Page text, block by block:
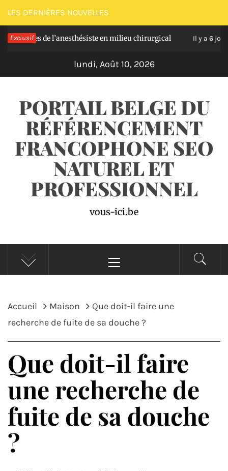
Passer
au
contenu
LES DERNIÈRES NOUVELLES
Exclusif
de l’anesthésiste en milieu chirurgical Il y a 6 jours
lundi, Août 10, 2026
PORTAIL BELGE DU
RÉFÉRENCEMENT
FRANCOPHONE SEO
NATUREL ET
PROFESSIONNEL
vous-ici.be
principal
Accueil Maison
Que doit-il faire une
recherche de fuite de sa douche ?
Que doit-il faire
une recherche de
fuite de sa douche
?